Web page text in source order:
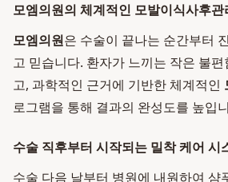
모엠의원의 체계적인 모발이식사후
모엠의원은 수술이 끝나는 순간부터
고 믿습니다. 환자가 느끼는 작은 불
고, 과학적인 근거에 기반한 체계적인
로그램을 통해 결과의 완성도를 높입
수술 직후부터 시작되는 밀착 케어 시
수술 다음 날부터 병원에 내원하여 샴